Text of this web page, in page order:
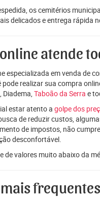
os cemitérios
delicados e entrega rápida
atende
especializada em venda de
pode realizar sua compra
Diadema, Taboão da Serra e
estar atento a golpe dos
de reduzir custos,
de impostos, não
desconfortável.
de valores muito abaixo da
frequentes